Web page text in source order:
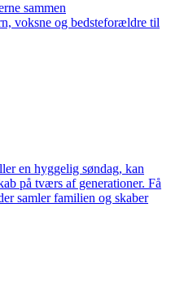
sammen
voksne og bedsteforældre til
en hyggelig søndag, kan
på tværs af generationer. Få
samler familien og skaber